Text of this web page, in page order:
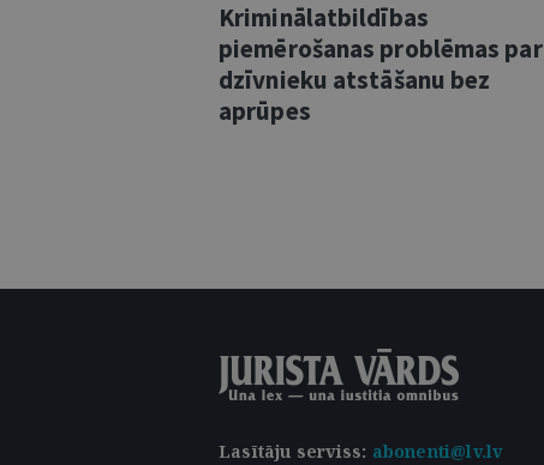
Kriminālatbildības
piemērošanas problēmas par
dzīvnieku atstāšanu bez
aprūpes
Lasītāju serviss: abonenti@lv.lv